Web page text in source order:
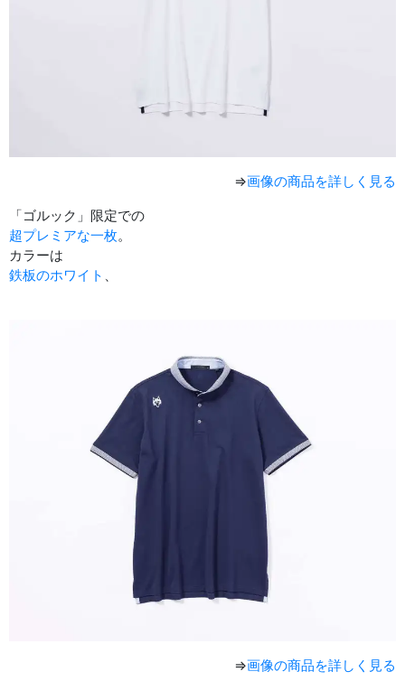
⇒画像の商品を詳しく見る
「ゴルック」限定での
超プレミアな一枚。
カラーは
鉄板のホワイト 、
⇒画像の商品を詳しく見る